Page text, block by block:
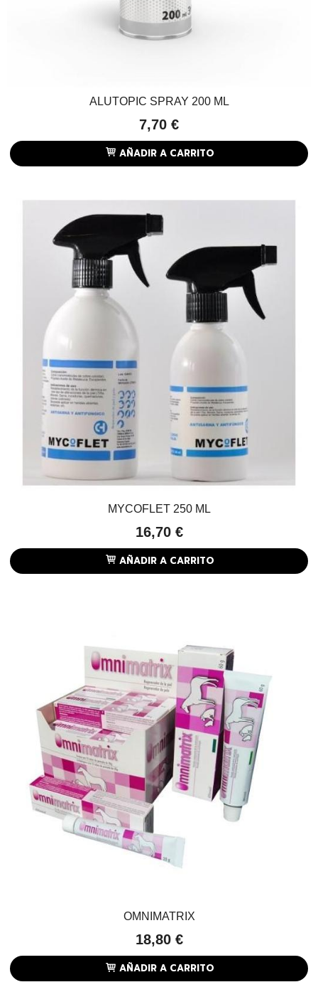
ALUTOPIC SPRAY 200 ML
7,70 €
AÑADIR A CARRITO
MYCOFLET 250 ML
16,70 €
AÑADIR A CARRITO
OMNIMATRIX
18,80 €
AÑADIR A CARRITO